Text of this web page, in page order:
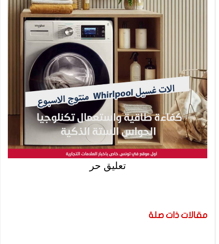
تعليق حر
مقالات ذات صلة